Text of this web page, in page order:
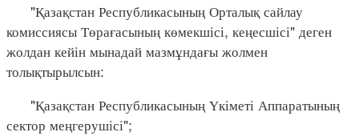
"Қазақстан Республикасының Орталық сайлау
комиссиясы Төрағасының көмекшісі, кеңесшісі" деген
жолдан кейін мынадай мазмұндағы жолмен
толықтырылсын:
"Қазақстан Республикасының Үкіметі Аппаратының
сектор меңгерушісі";